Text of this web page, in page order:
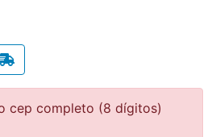
cep completo (8 dígitos)